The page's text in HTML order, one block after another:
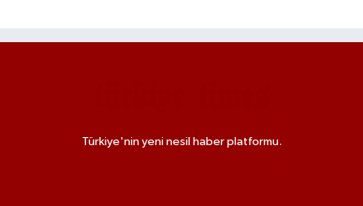
Türkiye'nin yeni nesil haber platformu.